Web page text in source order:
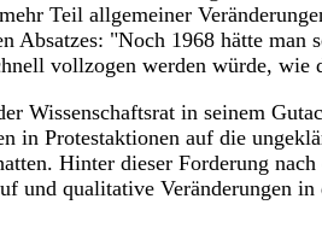
Teil allgemeiner
Absatzes: "Noch 1968 hätte
vollzogen werden würde, wie
Wissenschaftsrat in seinem
in Protestaktionen auf die
Hinter dieser Forderung
und qualitative Veränderungen